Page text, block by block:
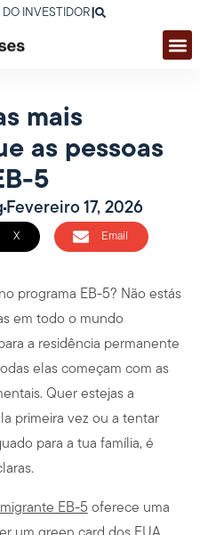
DO INVESTIDOR |
mais
as pessoas
5
Fevereiro 17, 2026
X Email
programa EB-5? Não estás
em todo o mundo
a residência permanente
elas começam com as
Quer estejas a
primeira vez ou a tentar
para a tua família, é
EB-5 oferece uma